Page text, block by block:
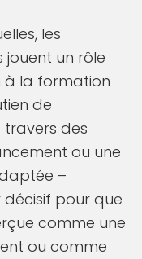
les
un rôle
la formation
de
travers des
ou une
–
pour que
comme une
ou comme